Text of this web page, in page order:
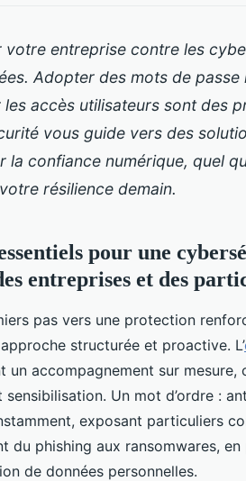
votre entreprise contre les
Adopter des mots de
les accès utilisateurs sont des
vous guide vers des
la confiance numérique, quel
résilience demain.
pour une
entreprises et des
pas vers une protection
approche structurée et proactive. L’
un accompagnement sur
sensibilisation. Un mot d’ordre :
exposant particuliers
du phishing aux ransomwares,
de données personnelles.